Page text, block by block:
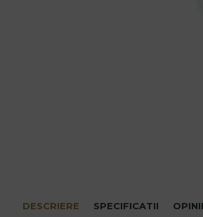
DESCRIERE SPECIFICATII OPINII